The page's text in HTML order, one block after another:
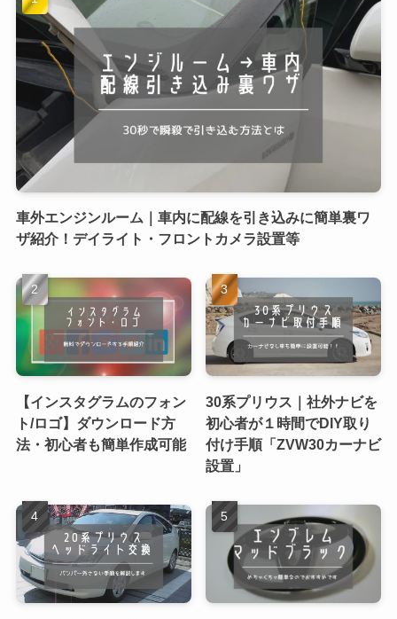
車外エンジンルーム｜車内に配線を引き込みに簡単裏ワ
ザ紹介！デイライト・フロントカメラ設置等
【インスタグラムのフォン
ト/ロゴ】ダウンロード方
法・初心者も簡単作成可能
30系プリウス｜社外ナビを
初心者が１時間でDIY取り
付け手順「ZVW30カーナビ
設置」